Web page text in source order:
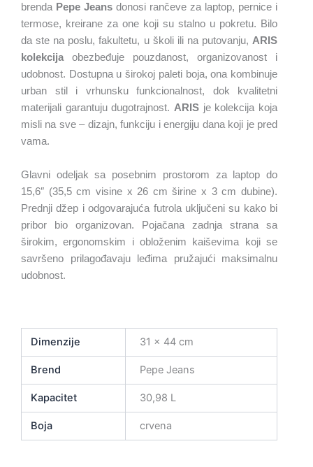
brenda Pepe Jeans donosi rančeve za laptop, pernice i
termose, kreirane za one koji su stalno u pokretu. Bilo
da ste na poslu, fakultetu, u školi ili na putovanju, ARIS
kolekcijaobezbeđuje pouzdanost, organizovanost i
udobnost. Dostupna u širokoj paleti boja, ona kombinuje
urban stil i vrhunsku funkcionalnost, dok kvalitetni
materijali garantuju dugotrajnost. ARIS je kolekcija koja
misli na sve – dizajn, funkciju i energiju dana koji je pred
vama.
Glavni odeljak sa posebnim prostorom za laptop do
15,6″ (35,5 cm visine x 26 cm širine x 3 cm dubine).
Prednji džep i odgovarajuća futrola uključeni su kako bi
pribor bio organizovan. Pojačana zadnja strana sa
širokim, ergonomskim i obloženim kaiševima koji se
savršeno prilagođavaju leđima pružajući maksimalnu
udobnost.
Dimenzije 31 × 44 cm
Brend Pepe Jeans
Kapacitet 30,98 L
Boja crvena